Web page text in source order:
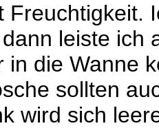
Freuchtigkeit.
leiste ich
in die Wanne
sollten
wird sich